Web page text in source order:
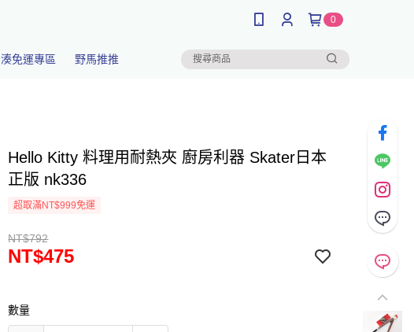
0
湊免運專區 野馬推推
Hello Kitty 料理用耐熱夾 廚房利器 Skater日本
正版 nk336
超取滿NT$999免運
NT$792
NT$475
數量